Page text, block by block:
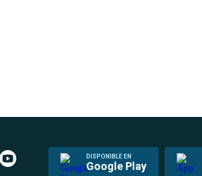
DISPONIBLE EN
Google Play